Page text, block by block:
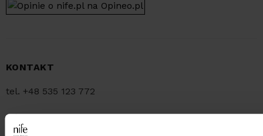
KONTAKT
tel. +48 535 123 772
tel. +48 34 321 30 55